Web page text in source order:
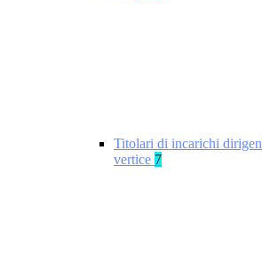
Titolari di incarichi
vertice 7